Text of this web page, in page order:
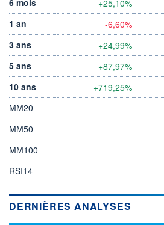
+25,10%
1 an
-6,60%
3 ans
+24,99%
5 ans
+87,97%
10 ans
+719,25%
MM20
MM50
MM100
RSI14
DERNIÈRES ANALYSES